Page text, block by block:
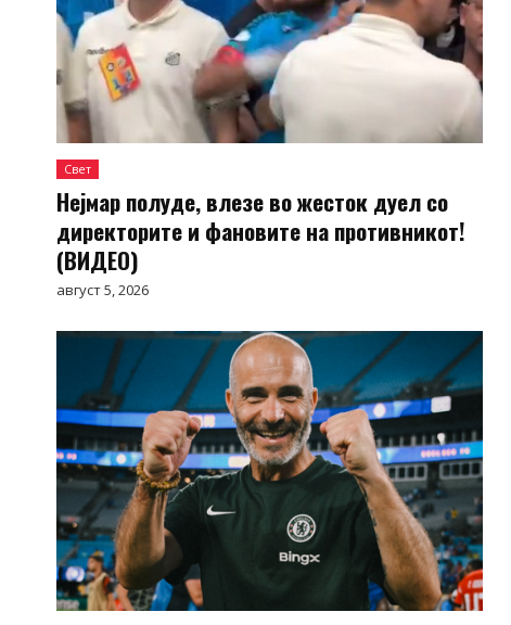
Свет
Нејмар полуде, влезе во жесток дуел со
директорите и фановите на противникот!
(ВИДЕО)
август 5, 2026